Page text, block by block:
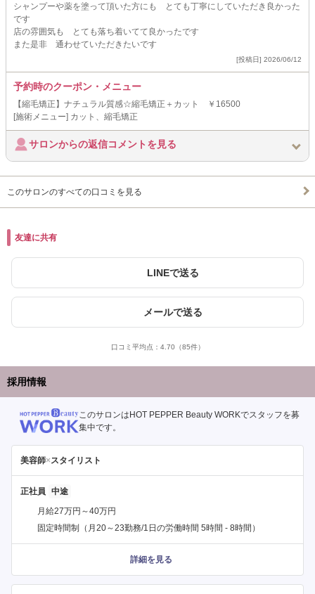
シャンプーや薬を塗って頂いた方にも とても丁寧にしていただき良かった
です
店の雰囲気も とても落ち着いてて良かったです
また是非 通わせていただきたいです
[投稿日] 2026/06/12
予約時のクーポン・メニュー
【縮毛矯正】ナチュラル質感☆縮毛矯正＋カット ￥16500
[施術メニュー] カット、縮毛矯正
サロンからの返信コメントを見る
このサロンのすべての口コミを見る
友達に共有
LINEで送る
メールで送る
口コミ平均点： 4.70 （85件）
採用情報
このサロンはHOT PEPPER Beauty WORKでスタッフを募
集中です。
美容師×スタイリスト
正社員
月給27万円～40万円
固定時間制（月20～23勤務/1日の労働時間 5時間 - 8時間）
詳細を見る